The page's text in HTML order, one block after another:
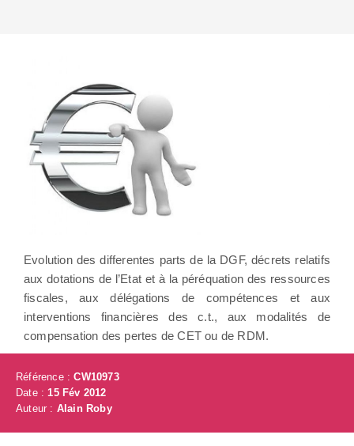
Evolution des differentes parts de la DGF, décrets relatifs
aux dotations de l’Etat et à la péréquation des ressources
fiscales, aux délégations de compétences et aux
interventions financières des c.t., aux modalités de
compensation des pertes de CET ou de RDM.
Référence :CW10973
Date : 15 Fév 2012
Auteur : Alain Roby